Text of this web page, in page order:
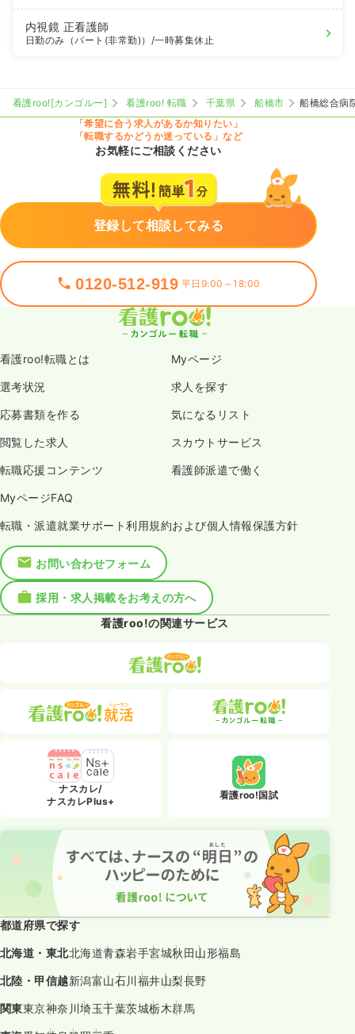
内視鏡 正看護師
日勤のみ（パート(非常勤)） /一時募集休止
看護roo![カンゴルー] 看護roo! 転職 千葉県 船橋市
船橋総合病
「希望に合う求人があるか知りたい」
「転職するかどうか迷っている」など
お気軽にご相談ください
登録して相談してみる
0120-512-919 平日9:00～18:00
看護roo!転職とは Myページ
選考状況 求人を探す
応募書類を作る 気になるリスト
閲覧した求人 スカウトサービス
転職応援コンテンツ 看護師派遣で働く
MyページFAQ
転職・派遣就業サポート利用規約および個人情報保護方針
お問い合わせフォーム
採用・求人掲載をお考えの方へ
看護roo!の関連サービス
ナスカレ/
ナスカレPlus+
看護roo!国試
都道府県で探す
北海道・東北北海道青森岩手宮城秋田山形福島
北陸・甲信越新潟富山石川福井山梨長野
関東東京神奈川埼玉千葉茨城栃木群馬